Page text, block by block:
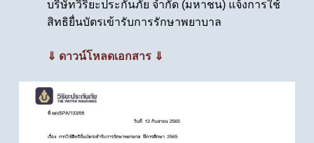
บริษัทวิริยะประกันภัย จำกัด (มหาชน) แจ้งการใช้
สิทธิยื่นบัตรเข้ารับการรักษาพยาบาล
⇓ ดาวน์โหลดเอกสาร ⇓